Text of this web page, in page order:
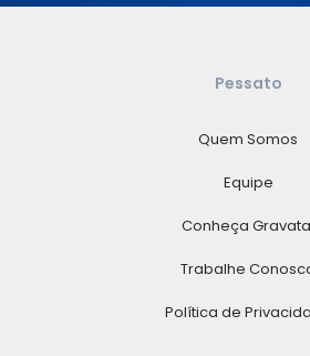
Pessato
Quem Somos
Equipe
Conheça
Trabalhe
Política de